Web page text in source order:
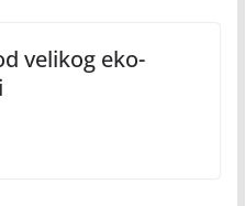
velikog eko-